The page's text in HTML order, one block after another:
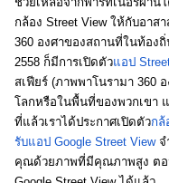
กล้อง Street View ให้กับอาส
360 องศาของสถานที่ในท้อง
2558 ก็มีการเปิดตัวแอป
สเฟียร์ (ภาพพาโนรามา 360
โลกหรือในพื้นที่ของพวกเขา
ที่แล้วเราได้ประกาศเปิดตัวกล้
รับแอป Google Street View จ
คุณด้วยภาพที่มีคุณภาพสูง ตอ